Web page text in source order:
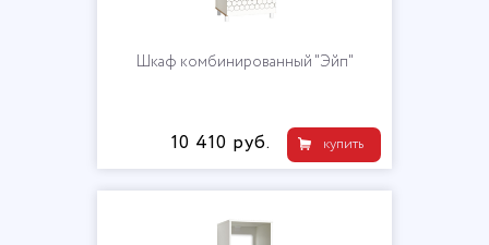
Шкаф комбинированный "Эйп"
купить
10 410 руб.